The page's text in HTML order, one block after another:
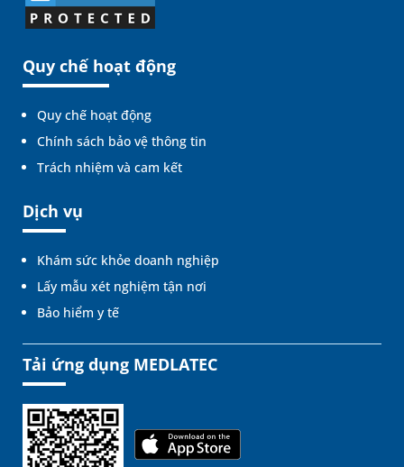
Quy chế hoạt động
Quy chế hoạt động
Chính sách bảo vệ thông tin
Trách nhiệm và cam kết
Dịch vụ
Khám sức khỏe doanh nghiệp
Lấy mẫu xét nghiệm tận nơi
Bảo hiểm y tế
Tải ứng dụng MEDLATEC